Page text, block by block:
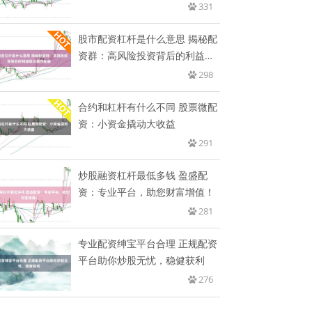
331
股市配资杠杆是什么意思 揭秘配
资群：高风险投资背后的利益链
298
合约和杠杆有什么不同 股票微配
资：小资金撬动大收益
291
炒股融资杠杆最低多钱 盈盛配
资：专业平台，助您财富增值！
281
专业配资绅宝平台合理 正规配资
平台助你炒股无忧，稳健获利
276